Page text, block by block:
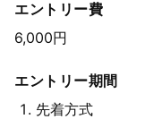
エントリー費
6,000円
エントリー期間
先着方式